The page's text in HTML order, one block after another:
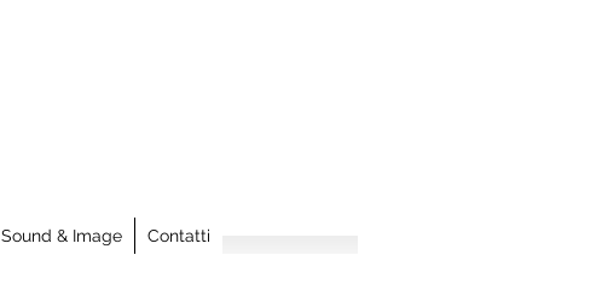
Sound & Image Contatti